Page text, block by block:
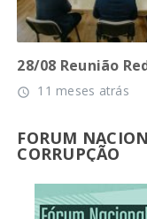
28/08 Reunião
access_time 11 meses atrás
FORUM
CORRUPÇÃO